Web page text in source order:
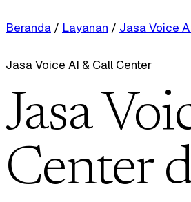
Beranda / Layanan / Jasa Voice
Jasa Voice AI & Call Center
Jasa
Center